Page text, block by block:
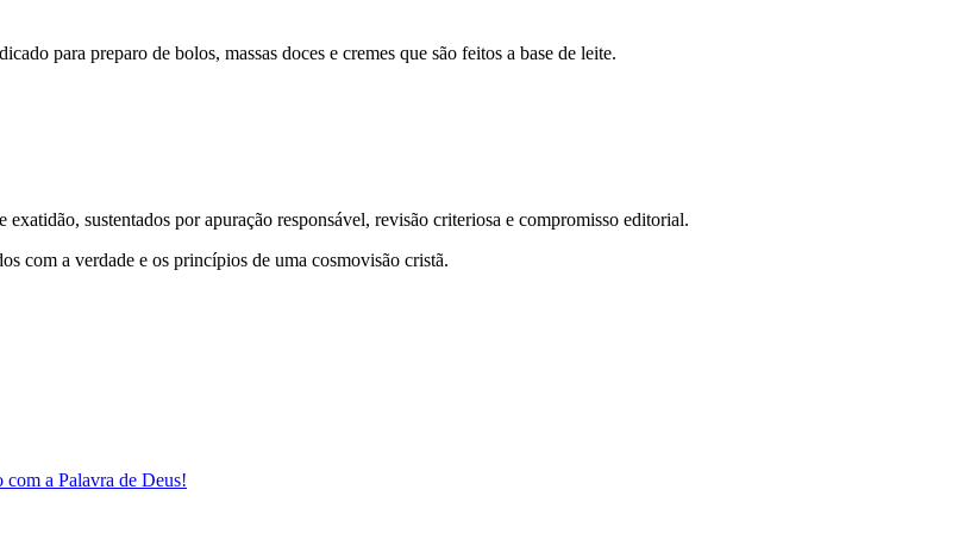
para preparo de bolos, massas doces e cremes que são feitos a base de leite.
sustentados por apuração responsável, revisão criteriosa e compromisso editorial.
com a verdade e os princípios de uma cosmovisão cristã.
com a Palavra de Deus!